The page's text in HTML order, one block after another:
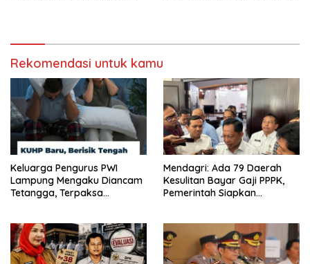
Rekomendasi untuk kamu
Keluarga Pengurus PWI
Lampung Mengaku Diancam
Tetangga, Terpaksa
Mendagri: Ada 79 Daerah
Kesulitan Bayar Gaji PPPK,
Pemerintah Siapkan